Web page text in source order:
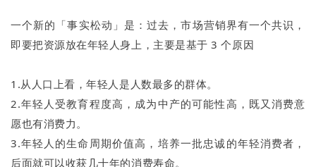
一个新的「事实松动」是：过去，市场营销界有一个共识，
即要把资源放在年轻人身上，主要是基于 3 个原因
1.从人口上看，年轻人是人数最多的群体。
2.年轻人受教育程度高，成为中产的可能性高，既又消费意
愿也有消费力。
3.年轻人的生命周期价值高，培养一批忠诚的年轻消费者，
后面就可以收获几十年的消费寿命。